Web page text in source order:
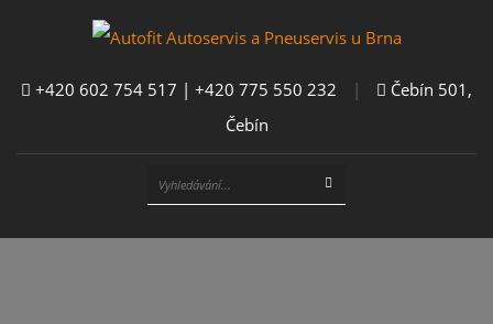
+420 602 754 517 | +420 775 550 232 |
Čebín 501,
Čebín